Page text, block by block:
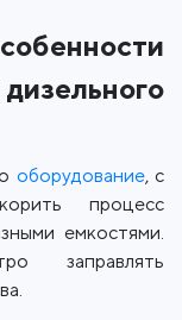
оборудование, с
процесс
емкостями.
заправлять